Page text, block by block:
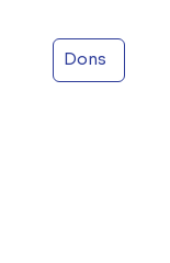
Dons